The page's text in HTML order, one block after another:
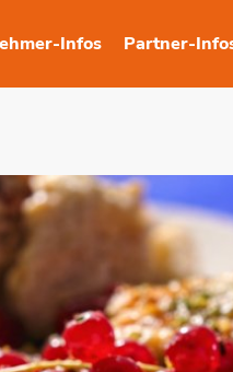
Infos Partner-